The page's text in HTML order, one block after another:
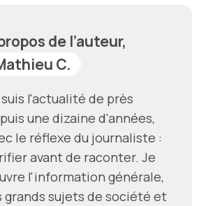
de l’auteur,
C.
l'actualité de près
une dizaine d'années,
le réflexe du journaliste :
avant de raconter. Je
l'information générale,
grands sujets de société et